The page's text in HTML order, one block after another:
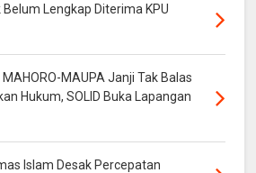
Lengkap Diterima KPU
MAUPA Janji Tak Balas
Hukum, SOLID Buka Lapangan
Islam Desak Percepatan